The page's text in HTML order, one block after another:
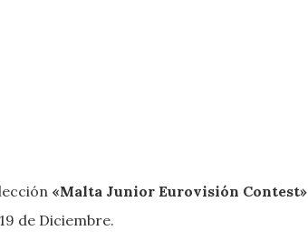
«Malta Junior Eurovisión Contest»
de Diciembre.